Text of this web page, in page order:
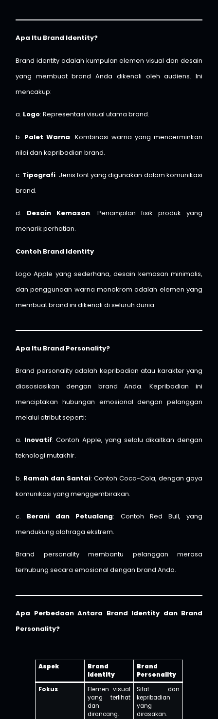
Apa Itu Brand Identity?
Brand identity adalah kumpulan elemen visual dan desain
yang membuat brand Anda dikenali oleh audiens. Ini
mencakup:
a. Logo: Representasi visual utama brand.
b. Palet Warna: Kombinasi warna yang mencerminkan
nilai dan kepribadian brand.
c. Tipografi: Jenis font yang digunakan dalam komunikasi
brand.
d. Desain Kemasan: Penampilan fisik produk yang
menarik perhatian.
Contoh Brand Identity
Logo Apple yang sederhana, desain kemasan minimalis,
dan penggunaan warna monokrom adalah elemen yang
membuat brand ini dikenali di seluruh dunia.
Apa Itu Brand Personality?
Brand personality adalah kepribadian atau karakter yang
diasosiasikan dengan brand Anda. Kepribadian ini
menciptakan hubungan emosional dengan pelanggan
melalui atribut seperti:
a. Inovatif: Contoh Apple, yang selalu dikaitkan dengan
teknologi mutakhir.
b. Ramah dan Santai: Contoh Coca-Cola, dengan gaya
komunikasi yang menggembirakan.
c. Berani dan Petualang: Contoh Red Bull, yang
mendukung olahraga ekstrem.
Brand personality membantu pelanggan merasa
terhubung secara emosional dengan brand Anda.
Apa Perbedaan Antara Brand Identity dan Brand
Personality?
Aspek
Brand
Identity
Brand
Personality
Fokus
Elemen visual
yang terlihat
dan
dirancang.
Sifat dan
kepribadian
yang
dirasakan.